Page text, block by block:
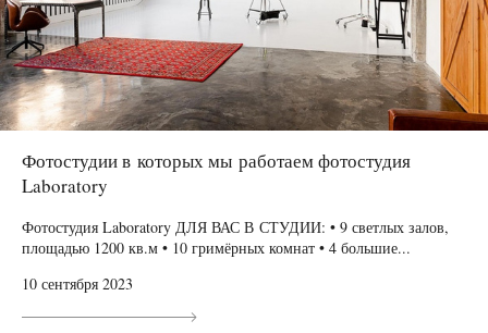
Фотостудии в которых мы работаем фотостудия
Laboratory
Фотостудия Laboratory ДЛЯ ВАС В СТУДИИ: • 9 светлых залов,
площадью 1200 кв.м • 10 гримёрных комнат • 4 большие...
10 сентября 2023